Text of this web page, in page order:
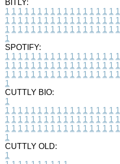
BITLY:
1 1 1 1 1 1 1 1 1 1 1 1 1 1 1 1 1 1
1 1 1 1 1 1 1 1 1 1 1 1 1 1 1 1 1 1
1 1 1 1 1 1 1 1 1 1 1 1 1 1 1 1 1 1
1
SPOTIFY:
1 1 1 1 1 1 1 1 1 1 1 1 1 1 1 1 1 1
1 1 1 1 1 1 1 1 1 1 1 1 1 1 1 1 1 1
1 1 1 1 1 1 1 1 1 1 1 1 1 1 1 1 1 1
1
CUTTLY BIO:
1
1 1 1 1 1 1 1 1 1 1 1 1 1 1 1 1 1 1
1 1 1 1 1 1 1 1 1 1 1 1 1 1 1 1 1 1
1 1 1 1 1 1 1 1 1 1 1 1 1 1 1 1 1 1
1
CUTTLY OLD:
1